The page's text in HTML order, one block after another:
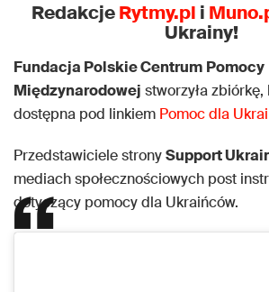
RedakcjeRytmy.pl i
Ukrainy!
Fundacja Polskie Centrum Pomocy
Międzynarodowej stworzyła
dostępna pod linkiem Pomoc dla
Przedstawiciele stronySupport
mediach społecznościowych post
dotyczący pomocy dla Ukraińców.